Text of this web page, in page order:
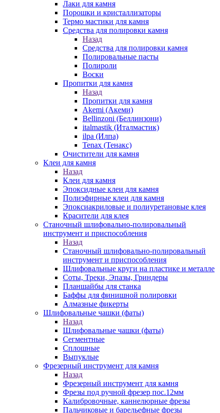
Лаки для камня
Порошки и кристаллизаторы
Термо мастики для камня
Средства для полировки камня
Назад
Средства для полировки камня
Полировальные пасты
Полироли
Воски
Пропитки для камня
Назад
Пропитки для камня
Akemi (Акеми)
Bellinzoni (Беллинзони)
italmastik (Италмастик)
ilpa (Илпа)
Tenax (Тенакс)
Очистители для камня
Клеи для камня
Назад
Клеи для камня
Эпоксидные клеи для камня
Полиэфирные клеи для камня
Эпоксиакриловые и полиуретановые клея
Красители для клея
Станочный шлифовально-полировальный
инструмент и приспособления
Назад
Станочный шлифовально-полировальный
инструмент и приспособления
Шлифовальные круги на пластике и металле
Соты, Треки, Эпазы, Гриндеры
Планшайбы для станка
Баффы для финишной полировки
Алмазные фикерты
Шлифовальные чашки (фаты)
Назад
Шлифовальные чашки (фаты)
Сегментные
Сплошные
Выпуклые
Фрезерный инструмент для камня
Назад
Фрезерный инструмент для камня
Фрезы под ручной фрезер пос.12мм
Калибровочные, каннелюрные фрезы
Пальчиковые и барельефные фрезы